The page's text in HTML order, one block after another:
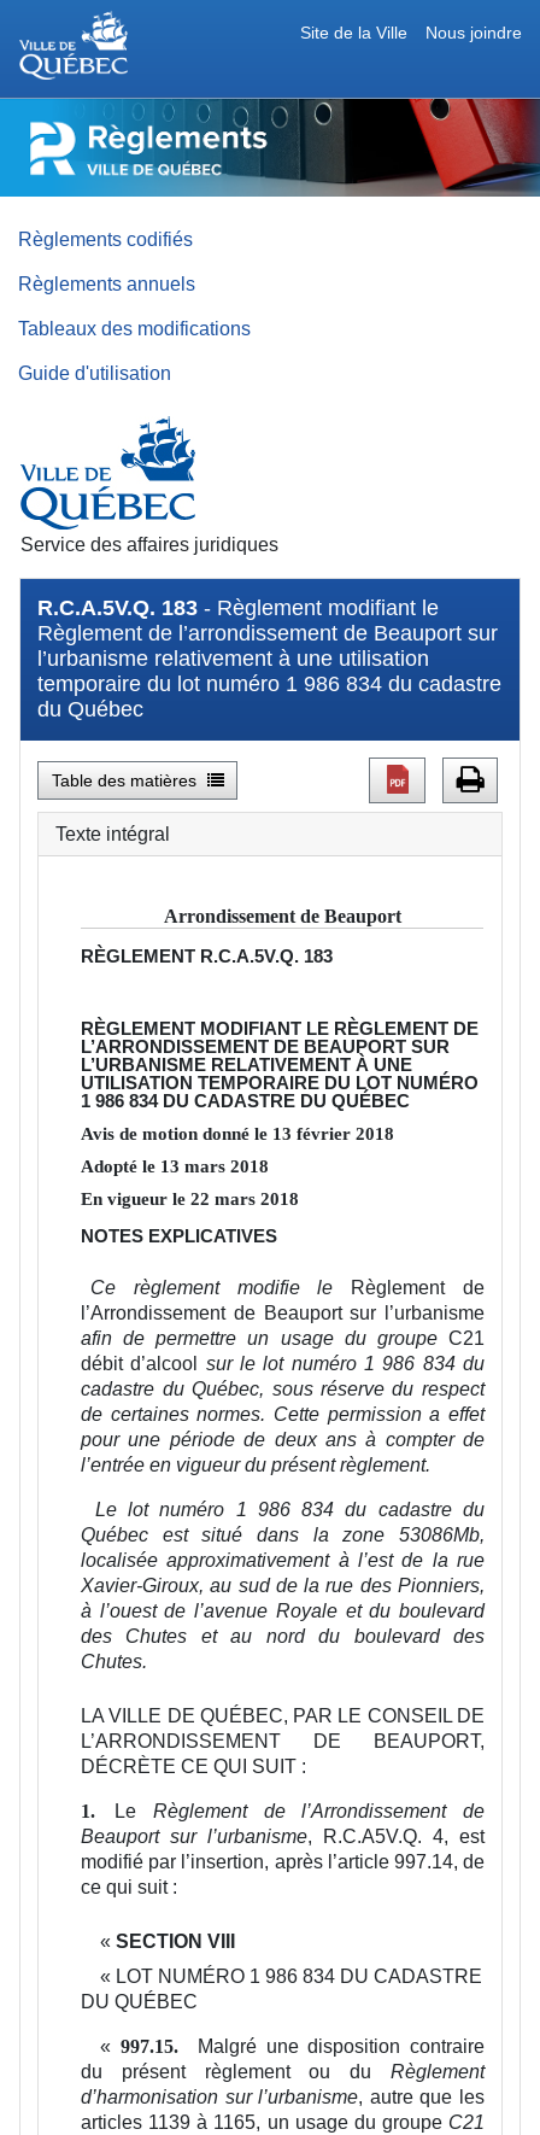
Nous joindre
Site de la Ville
RÈGLEMENTS
DE
QUÉBEC
Règlements codifiés
Règlements annuels
Tableaux des modifications
Guide d'utilisation
Service des affaires juridiques
R.C.A.5V.Q. 183 - Règlement modifiant le
Règlement de l’arrondissement de Beauport sur
l’urbanisme relativement à une utilisation
temporaire du lot numéro 1 986 834 du cadastre
du Québec
Table des matières
Texte intégral
Arrondissement de Beauport
RÈGLEMENT R.C.A.5V.Q. 183
RÈGLEMENT MODIFIANT LE RÈGLEMENT DE
L’ARRONDISSEMENT DE BEAUPORT SUR
L’URBANISME RELATIVEMENT À UNE
UTILISATION TEMPORAIRE DU LOT NUMÉRO
1 986 834 DU CADASTRE DU QUÉBEC
Avis de motion donné le 13février2018
Adopté le 13mars2018
En vigueur le22mars2018
NOTES EXPLICATIVES
Ce règlement modifie le
Règlement de
l’Arrondissement de Beauport sur l’urbanisme
afin de permettre un usage du groupe C21
débit d’alcool
sur le lot numéro 1 986 834 du
cadastre du Québec, sous réserve du respect
de certaines normes. Cette permission a effet
pour une période de deux ans à compter de
l’entrée en vigueur du présent règlement.
Le lot numéro 1 986 834 du cadastre du
Québec est situé dans la zone 53086Mb,
localisée approximativement à l’est de la rue
Xavier-Giroux, au sud de la rue des Pionniers,
à l’ouest de l’avenue Royale et du boulevard
des Chutes et au nord du boulevard des
Chutes.
LA VILLE DE QUÉBEC, PAR LE CONSEIL DE
L’ARRONDISSEMENT DE BEAUPORT,
DÉCRÈTE CE QUI SUIT :
1. Le Règlement de l’Arrondissement de
Beauport sur l’urbanisme, R.C.A5V.Q. 4, est
modifié par l’insertion, après l’article 997.14, de
ce qui suit :
«SECTION VIII
« LOT NUMÉRO 1 986 834 DU CADASTRE
DU QUÉBEC
« 997.15.
Malgré une disposition contraire
du présent règlement ou du Règlement
d’harmonisation sur l’urbanisme, autre que les
articles 1139 à 1165, un usage du groupe C21